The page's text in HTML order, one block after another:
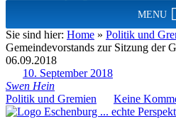
MENU
Sie sind hier: Home » Politik und
Gemeindevorstands zur Sitzung der
06.09.2018
10. September 2018
Swen Hein
Politik und Gremien
Keine